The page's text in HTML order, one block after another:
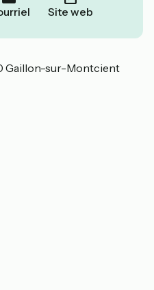
Site web
Gaillon-sur-Montcient